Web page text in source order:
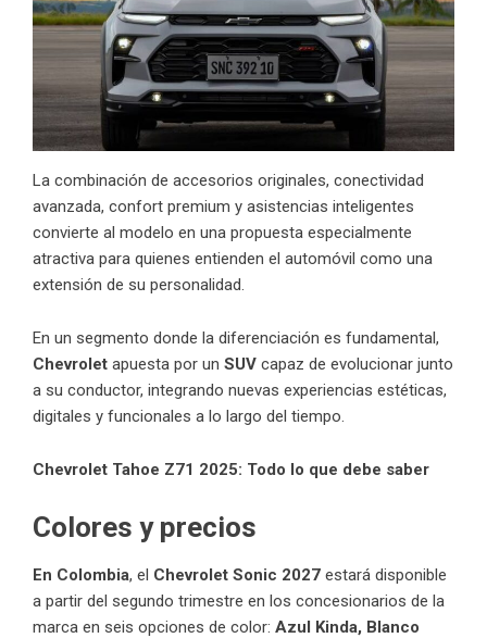
La combinación de accesorios originales, conectividad
avanzada, confort premium y asistencias inteligentes
convierte al modelo en una propuesta especialmente
atractiva para quienes entienden el automóvil como una
extensión de su personalidad.
En un segmento donde la diferenciación es fundamental,
Chevrolet apuesta por un SUV capaz de evolucionar junto
a su conductor, integrando nuevas experiencias estéticas,
digitales y funcionales a lo largo del tiempo.
Chevrolet Tahoe Z71 2025: Todo lo que debe saber
Colores y precios
En Colombia, el Chevrolet Sonic 2027 estará disponible
a partir del segundo trimestre en los concesionarios de la
marca en seis opciones de color: Azul Kinda, Blanco